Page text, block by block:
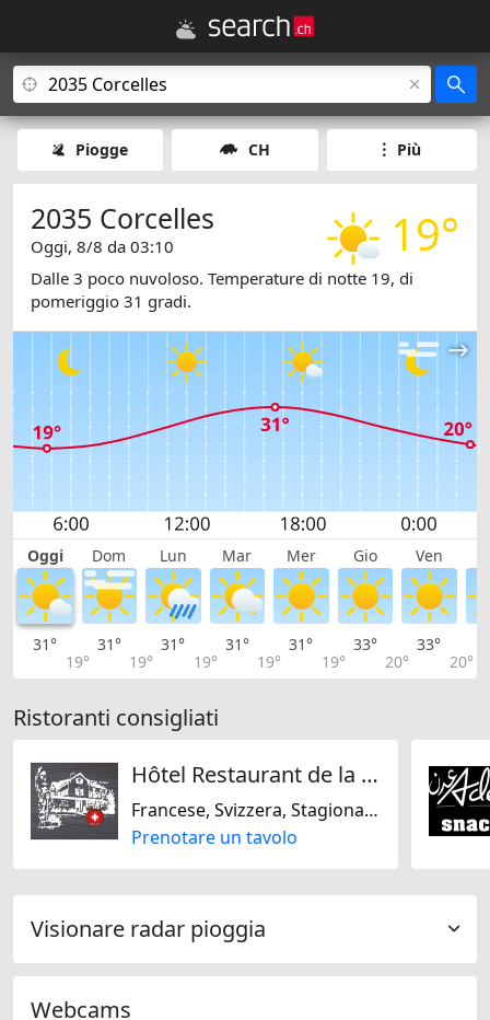
Piogge CH Più
19°
2035 Corcelles
Oggi, 8/8 da 03:10
Dalle 3 poco nuvoloso. Temperature di notte 19, di
pomeriggio 31 gradi.
Oggi Dom Lun Mar Mer Gio Ven
31°
19°
31°
19°
31°
19°
31°
19°
31°
19°
33°
20°
33°
20°
Ristoranti consigliati
Hôtel Restaurant de la Gare
Francese, Svizzera, Stagionale, Italiana
Prenotare un tavolo
Visionare radar pioggia
Webcams